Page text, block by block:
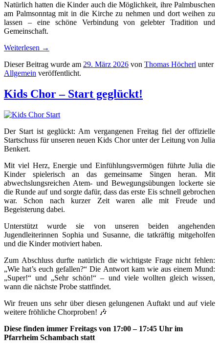
Natürlich hatten die Kinder auch die Möglichkeit, ihre Palmbuschen
am Palmsonntag mit in die Kirche zu nehmen und dort weihen zu
lassen – eine schöne Verbindung von gelebter Tradition und
Gemeinschaft.
Weiterlesen →
Dieser Beitrag wurde am 29. März 2026 von Thomas Höcherl unter
Allgemein veröffentlicht.
Kids Chor – Start geglückt!
Der Start ist geglückt: Am vergangenen Freitag fiel der offizielle
Startschuss für unseren neuen Kids Chor unter der Leitung von Julia
Benkert.
Mit viel Herz, Energie und Einfühlungsvermögen führte Julia die
Kinder spielerisch an das gemeinsame Singen heran. Mit
abwechslungsreichen Atem- und Bewegungsübungen lockerte sie
die Runde auf und sorgte dafür, dass das erste Eis schnell gebrochen
war. Schon nach kurzer Zeit waren alle mit Freude und
Begeisterung dabei.
Unterstützt wurde sie von unseren beiden angehenden
Jugendleiterinnen Sophia und Susanne, die tatkräftig mitgeholfen
und die Kinder motiviert haben.
Zum Abschluss durfte natürlich die wichtigste Frage nicht fehlen:
„Wie hat’s euch gefallen?“ Die Antwort kam wie aus einem Mund:
„Super!“ und „Sehr schön!“ – und viele wollten gleich wissen,
wann die nächste Probe stattfindet.
Wir freuen uns sehr über diesen gelungenen Auftakt und auf viele
weitere fröhliche Chorproben! 🎶
Diese finden immer Freitags von 17:00 – 17:45 Uhr im
Pfarrheim Schambach statt